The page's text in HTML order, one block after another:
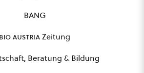
BANG
bio austriaZeitung
Beratung & Bildung